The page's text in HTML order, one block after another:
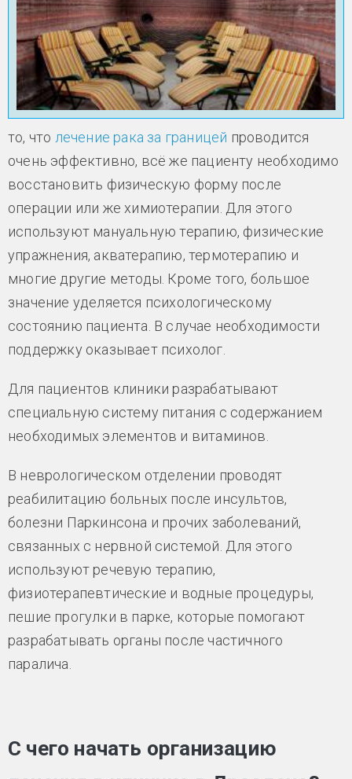
то, что лечение рака за границей проводится
очень эффективно, всё же пациенту необходимо
восстановить физическую форму после
операции или же химиотерапии. Для этого
используют мануальную терапию, физические
упражнения, акватерапию, термотерапию и
многие другие методы. Кроме того, большое
значение уделяется психологическому
состоянию пациента. В случае необходимости
поддержку оказывает психолог.
Для пациентов клиники разрабатывают
специальную систему питания с содержанием
необходимых элементов и витаминов.
В неврологическом отделении проводят
реабилитацию больных после инсультов,
болезни Паркинсона и прочих заболеваний,
связанных с нервной системой. Для этого
используют речевую терапию,
физиотерапевтические и водные процедуры,
пешие прогулки в парке, которые помогают
разрабатывать органы после частичного
паралича.
С чего начать организацию